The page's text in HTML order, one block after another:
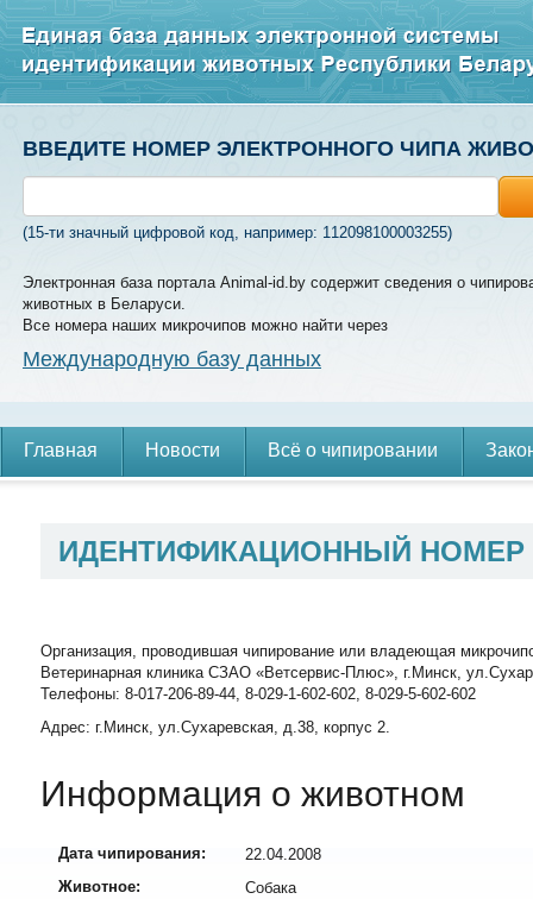
ВВЕДИТЕ НОМЕР ЭЛЕКТРОННОГО ЧИПА
(15-ти значный цифровой код, например: 112098100003255)
Электронная база портала Animal-id.by содержит сведения о
животных в Беларуси.
Все номера наших микрочипов можно найти через
Международную базу данных
Главная Новости Всё о чипировании
ИДЕНТИФИКАЦИОННЫЙ
Организация, проводившая чипирование или владеющая
Ветеринарная клиника СЗАО «Ветсервис-Плюс», г.Минск,
Телефоны: 8-017-206-89-44, 8-029-1-602-602, 8-029-5-602-602
Адрес: г.Минск, ул.Сухаревская, д.38, корпус 2.
Информация о животном
Дата чипирования:
22.04.2008
Животное:
Собака